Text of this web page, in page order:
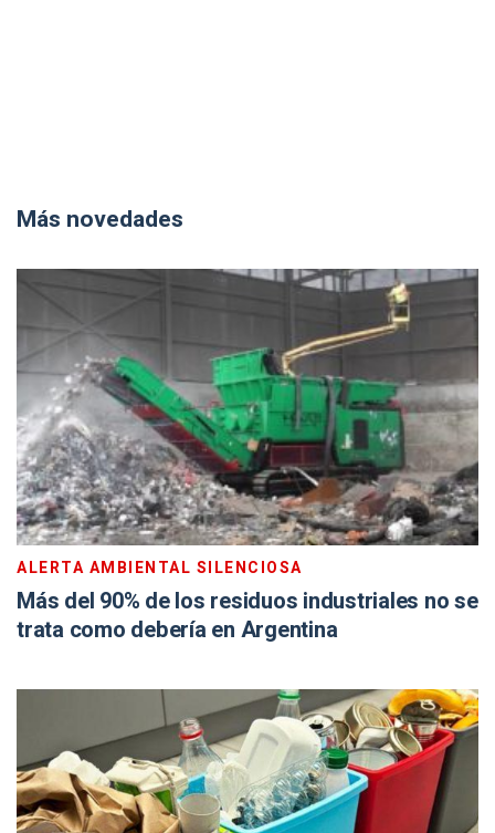
Más novedades
ALERTA AMBIENTAL SILENCIOSA
Más del 90% de los residuos industriales no se
trata como debería en Argentina